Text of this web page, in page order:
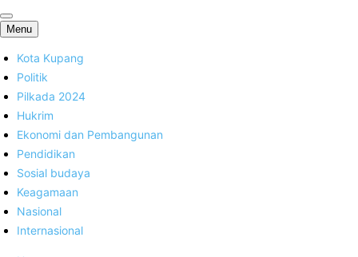
FKK News
Menu
Kota Kupang
Politik
Pilkada 2024
Hukrim
Ekonomi dan Pembangunan
Pendidikan
Sosial budaya
Keagamaan
Nasional
Internasional